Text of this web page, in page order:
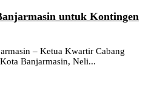
untuk Kontingen
– Ketua Kwartir Cabang
Banjarmasin, Neli...